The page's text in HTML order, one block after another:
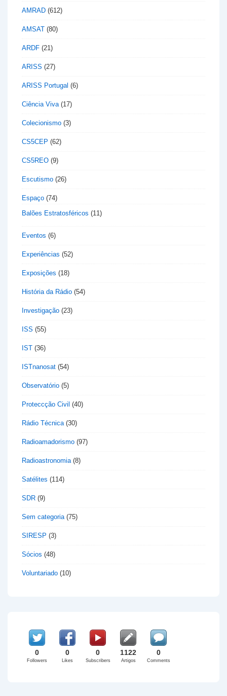
AMRAD (612)
AMSAT (80)
ARDF (21)
ARISS (27)
ARISS Portugal (6)
Ciência Viva(17)
Colecionismo (3)
CS5CEP (62)
CS5REO (9)
Escutismo (26)
Espaço (74)
Balões Estratosféricos (11)
Eventos (6)
Experiências (52)
Exposições (18)
História da Rádio (54)
Investigação (23)
ISS (55)
IST (36)
ISTnanosat (54)
Observatório (5)
Proteccção Civil (40)
Rádio Técnica(30)
Radioamadorismo (97)
Radioastronomia(8)
Satélites (114)
SDR (9)
Sem categoria(75)
SIRESP (3)
Sócios (48)
Voluntariado (10)
0
Followers
0
Likes
0
Subscribers
1122
Artigos
0
Comments